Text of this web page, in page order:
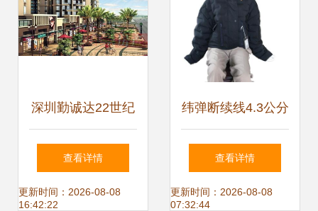
深圳勤诚达22世纪
全方位解读社区配
套、户型设计与物
查看详情
更新时间：2026-08-08
16:42:22
纬弹断续线4.3公分
单线产品信息详解
及在布工厂与物业
查看详情
更新时间：2026-08-08
07:32:44